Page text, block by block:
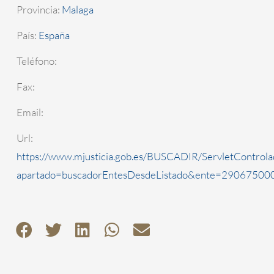
Provincia: Malaga
País: España
Teléfono:
Fax:
Email:
Url:
https://www.mjusticia.gob.es/BUSCADIR/